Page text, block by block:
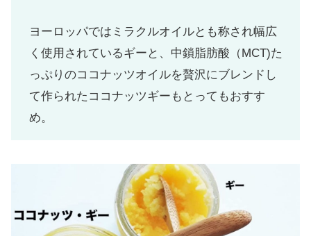
ヨーロッパではミラクルオイルとも称され幅広
く使用されているギーと、中鎖脂肪酸（MCT)た
っぷりのココナッツオイルを贅沢にブレンドし
て作られたココナッツギーもとってもおすす
め。